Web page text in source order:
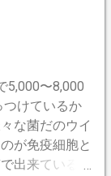
すると慣性
散 ママチャ
長時間にな
知識が必要で
ます。野菜
り刻んで多量
抜きは全部ミ
まえば超簡
、煮る、焼
のタンパク質
かなり代わり
5,000〜8,000
つけているか
な菌だのウイ
が免疫細胞と
出来ているそ